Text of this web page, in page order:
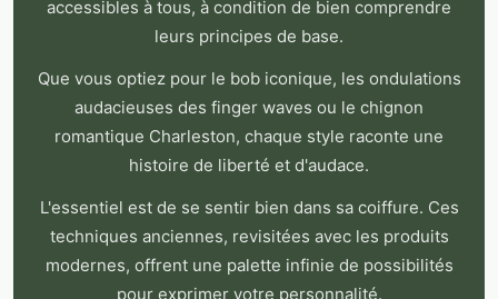
accessibles à tous, à condition de bien comprendre
leurs principes de base.
Que vous optiez pour le bob iconique, les ondulations
audacieuses des finger waves ou le chignon
romantique Charleston, chaque style raconte une
histoire de liberté et d'audace.
L'essentiel est de se sentir bien dans sa coiffure. Ces
techniques anciennes, revisitées avec les produits
modernes, offrent une palette infinie de possibilités
pour exprimer votre personnalité.